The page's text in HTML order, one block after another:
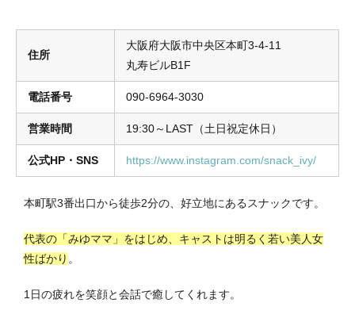
住所
大阪府大阪市中央区本町3-4-11
丸寿ビルB1F
電話番号 090-6964-3030
営業時間 19:30～LAST（土日祝定休日）
公式HP・SNS https://www.instagram.com/snack_ivy/
本町駅3番出口から徒歩2分の、好立地にあるスナックです。
代表の「みゆママ」をはじめ、キャストは明るく若い美人女
性ばかり 。
1日の疲れを笑顔と会話で癒してくれます。